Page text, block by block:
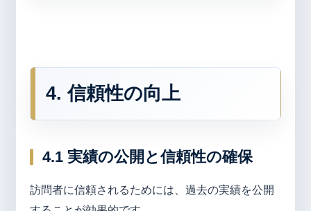
4. 信頼性の向上
4.1 実績の公開と信頼性の確保
訪問者に信頼されるためには、過去の実績を公開